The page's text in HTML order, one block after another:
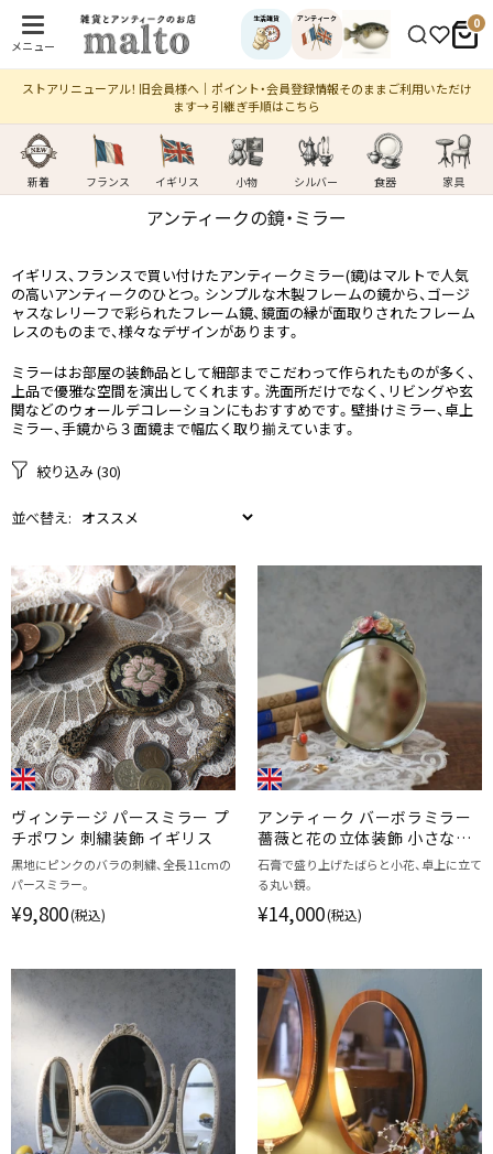
メニュー
生活雑貨 アンティーク 0
ストアリニューアル！ 旧会員様へ｜ポイント・会員登録情報そのままご利用いただけ
ます→ 引継ぎ手順はこちら
新着 フランス イギリス 小物 シルバー 食器 家具
アンティークの​鏡・​ミラー
イギリス、フランスで買い付けたアンティークミラー(鏡)はマルトで人気
の高いアンティークのひとつ。シンプルな木製フレームの鏡から、ゴージ
ャスなレリーフで彩られたフレーム鏡、鏡面の縁が面取りされたフレーム
レスのものまで、様々なデザインがあります。
ミラーはお部屋の装飾品として細部までこだわって作られたものが多く、
上品で優雅な空間を演出してくれます。洗面所だけでなく、リビングや玄
関などのウォールデコレーションにもおすすめです。壁掛けミラー、卓上
ミラー、手鏡から３面鏡まで幅広く取り揃えています。
絞り込み(30)
並べ替え:
ヴィンテージ パースミラー プ
チポワン 刺繍装飾 イギリス
黒地にピンクのバラの刺繍、全長11cmの
パースミラー。
¥9,800(税込)
アンティーク バーボラミラー
薔薇と花の立体装飾 小さな鏡
イギリス
石膏で盛り上げたばらと小花、卓上に立て
る丸い鏡。
¥14,000(税込)